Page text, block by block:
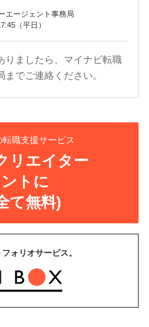
エージェント事務局
（平日）
りましたら、マイナビ転職
でご連絡ください。
職支援サービス
リエイター
トに
て無料)
ォリオサービス。